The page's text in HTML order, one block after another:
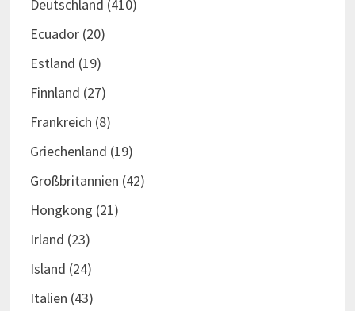
Deutschland (410)
Ecuador(20)
Estland (19)
Finnland (27)
Frankreich (8)
Griechenland (19)
Großbritannien (42)
Hongkong (21)
Irland (23)
Island (24)
Italien (43)